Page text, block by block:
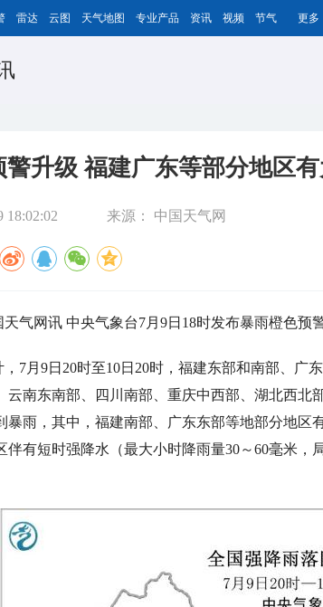
雷达 云图 天气地图 专业产品 资讯 视频 节气 更多
警升级 福建广东等部分地区
18:02:02 来源： 中国天气网
天气网讯 中央气象台7月9日18时发布暴雨橙色预
，7月9日20时至10日20时，福建东部和南部、广
云南东南部、四川南部、重庆中西部、湖北西北
暴雨，其中，福建南部、广东东部等地部分地区
伴有短时强降水（最大小时降雨量30～60毫米，